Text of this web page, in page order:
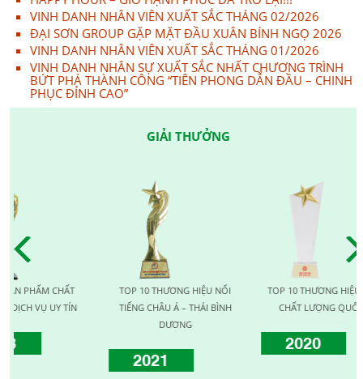
VINH DANH NHÂN VIÊN XUẤT SẮC THÁNG 02/2026
ĐẠI SƠN GROUP GẶP MẶT ĐẦU XUÂN BÍNH NGỌ 2026
VINH DANH NHÂN VIÊN XUẤT SẮC THÁNG 01/2026
VINH DANH NHÂN SỰ XUẤT SẮC NHẤT CHƯƠNG TRÌNH
BỨT PHÁ THÀNH CÔNG “TIÊN PHONG DẪN ĐẦU – CHINH
PHỤC ĐỈNH CAO”
GIẢI THƯỞNG
CHẤT
UY TÍN
TOP 10 THƯƠNG HIỆU NỔI
TIẾNG CHÂU Á – THÁI BÌNH
TOP 10 THƯƠNG HIỆU VÀNG
CHẤT LƯỢNG QUỐC TẾ